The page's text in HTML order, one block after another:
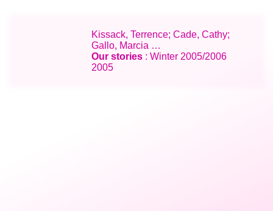
Kissack, Terrence; Cade, Cathy;
Gallo, Marcia …
Our stories : Winter 2005/2006
2005